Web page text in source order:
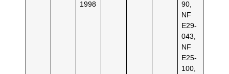
1998
90,
NF
E29-
043,
NF
E25-
100,